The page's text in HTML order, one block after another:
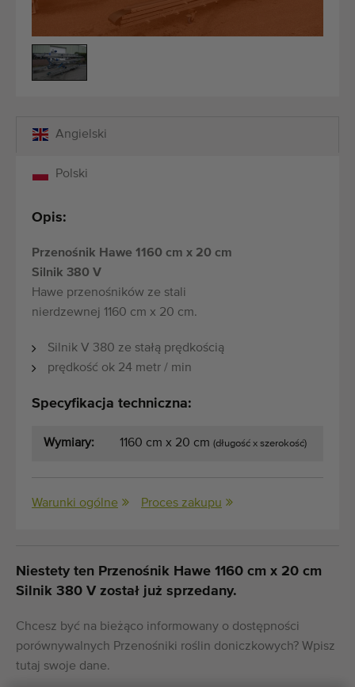
Wykwalifikowany personel
Dostawa na całym świecie
działamy od 1977 roku
Polski
Angielski
Opis:
Przenośnik Hawe 1160 cm x 20 cm
Silnik 380 V
Hawe przenośników ze stali
nierdzewnej 1160 cm x 20 cm.
Silnik V 380 ze stałą prędkością
prędkość ok 24 metr / min
Specyfikacja techniczna:
Wymiary: 1160 cm x 20 cm (długość x szerokość)
Warunki ogólne Proces zakupu
Niestety ten Przenośnik Hawe 1160 cm x 20 cm
Silnik 380 V został już sprzedany.
Chcesz być na bieżąco informowany o dostępności
porównywalnych Przenośniki roślin doniczkowych? Wpisz
tutaj swoje dane.